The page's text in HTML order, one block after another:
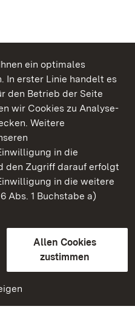
ein optimales
In erster Linie handelt es
den Betrieb der Seite
wir Cookies zu Analyse-
Weitere
in die
den Zugriff darauf erfolgt
in die weitere
Abs. 1 Buchstabe a)
Allen Cookies
zustimmen
Baden-Württemberg